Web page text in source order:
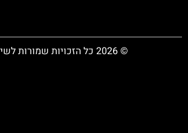
© 2026 כל הזכויות שמורות לשי אלוני